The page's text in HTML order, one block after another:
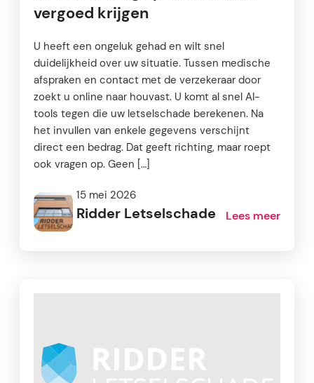
vergoed krijgen
U heeft een ongeluk gehad en wilt snel
duidelijkheid over uw situatie. Tussen medische
afspraken en contact met de verzekeraar door
zoekt u online naar houvast. U komt al snel AI-
tools tegen die uw letselschade berekenen. Na
het invullen van enkele gegevens verschijnt
direct een bedrag. Dat geeft richting, maar roept
ook vragen op. Geen […]
15 mei 2026
Ridder Letselschade Lees meer